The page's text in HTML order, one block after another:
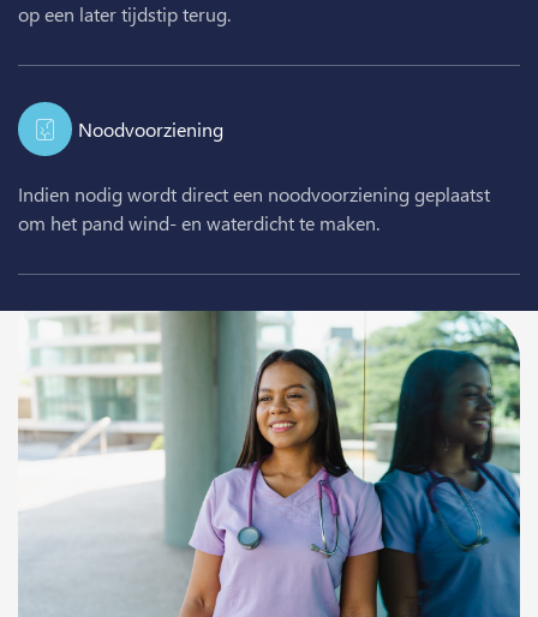
op een later tijdstip terug.
Noodvoorziening
Indien nodig wordt direct een noodvoorziening geplaatst
om het pand wind- en waterdicht te maken.